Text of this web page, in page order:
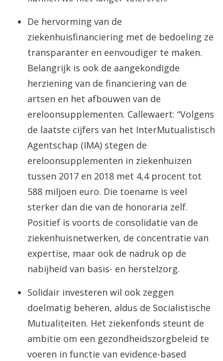
De hervorming van de
ziekenhuisfinanciering met de bedoeling ze
transparanter en eenvoudiger te maken.
Belangrijk is ook de aangekondigde
herziening van de financiering van de
artsen en het afbouwen van de
ereloonsupplementen. Callewaert: “Volgens
de laatste cijfers van het InterMutualistisch
Agentschap (IMA) stegen de
ereloonsupplementen in ziekenhuizen
tussen 2017 en 2018 met 4,4 procent tot
588 miljoen euro. Die toename is veel
sterker dan die van de honoraria zelf.
Positief is voorts de consolidatie van de
ziekenhuisnetwerken, de concentratie van
expertise, maar ook de nadruk op de
nabijheid van basis- en herstelzorg.
Solidair investeren wil ook zeggen
doelmatig beheren, aldus de Socialistische
Mutualiteiten. Het ziekenfonds steunt de
ambitie om een gezondheidszorgbeleid te
voeren in functie van evidence-based